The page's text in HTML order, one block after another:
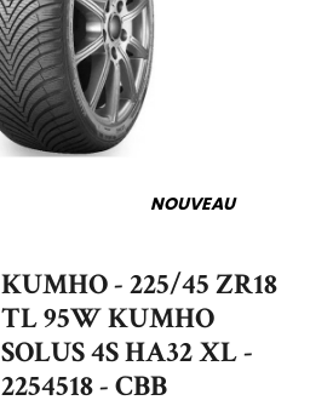
NOUVEAU
KUMHO - 225/45 ZR18
TL 95W KUMHO
SOLUS 4S HA32 XL -
2254518 - CBB